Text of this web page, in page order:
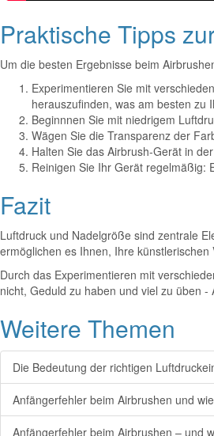
Praktische Tipps
Um die besten Ergebnisse beim
Experimentieren Sie mit
herauszufinden, was am besten zu
Beginnnen Sie mit niedrigem
Wägen Sie die Transparenz der
Halten Sie das Airbrush-Gerät in
Reinigen Sie Ihr Gerät regelmäßig:
Fazit
Luftdruck und Nadelgröße sind zentrale
ermöglichen es Ihnen, Ihre
Durch das Experimentieren mit
nicht, Geduld zu haben und viel zu üben
Weitere Themen
Die Bedeutung der richtigen
Anfängerfehler beim Airbrushen und
Anfängerfehler beim Airbrushen – und